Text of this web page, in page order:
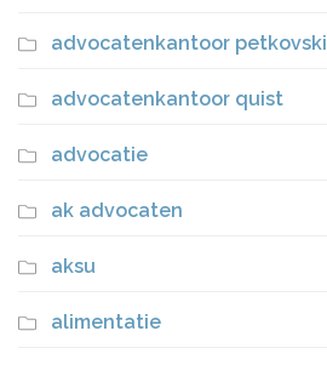
advocatenkantoor petkovski
advocatenkantoor quist
advocatie
ak advocaten
aksu
alimentatie